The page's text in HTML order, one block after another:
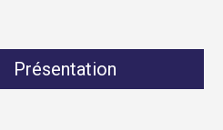
Présentation